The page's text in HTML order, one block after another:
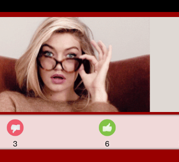
3 6